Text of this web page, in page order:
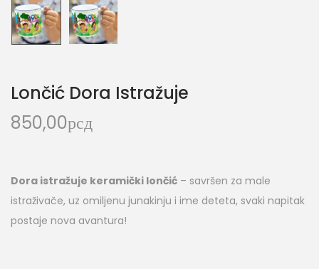
Lončić Dora Istražuje
850,00рсд
Dora istražuje keramički lončić – savršen za male
istraživače, uz omiljenu junakinju i ime deteta, svaki napitak
postaje nova avantura!